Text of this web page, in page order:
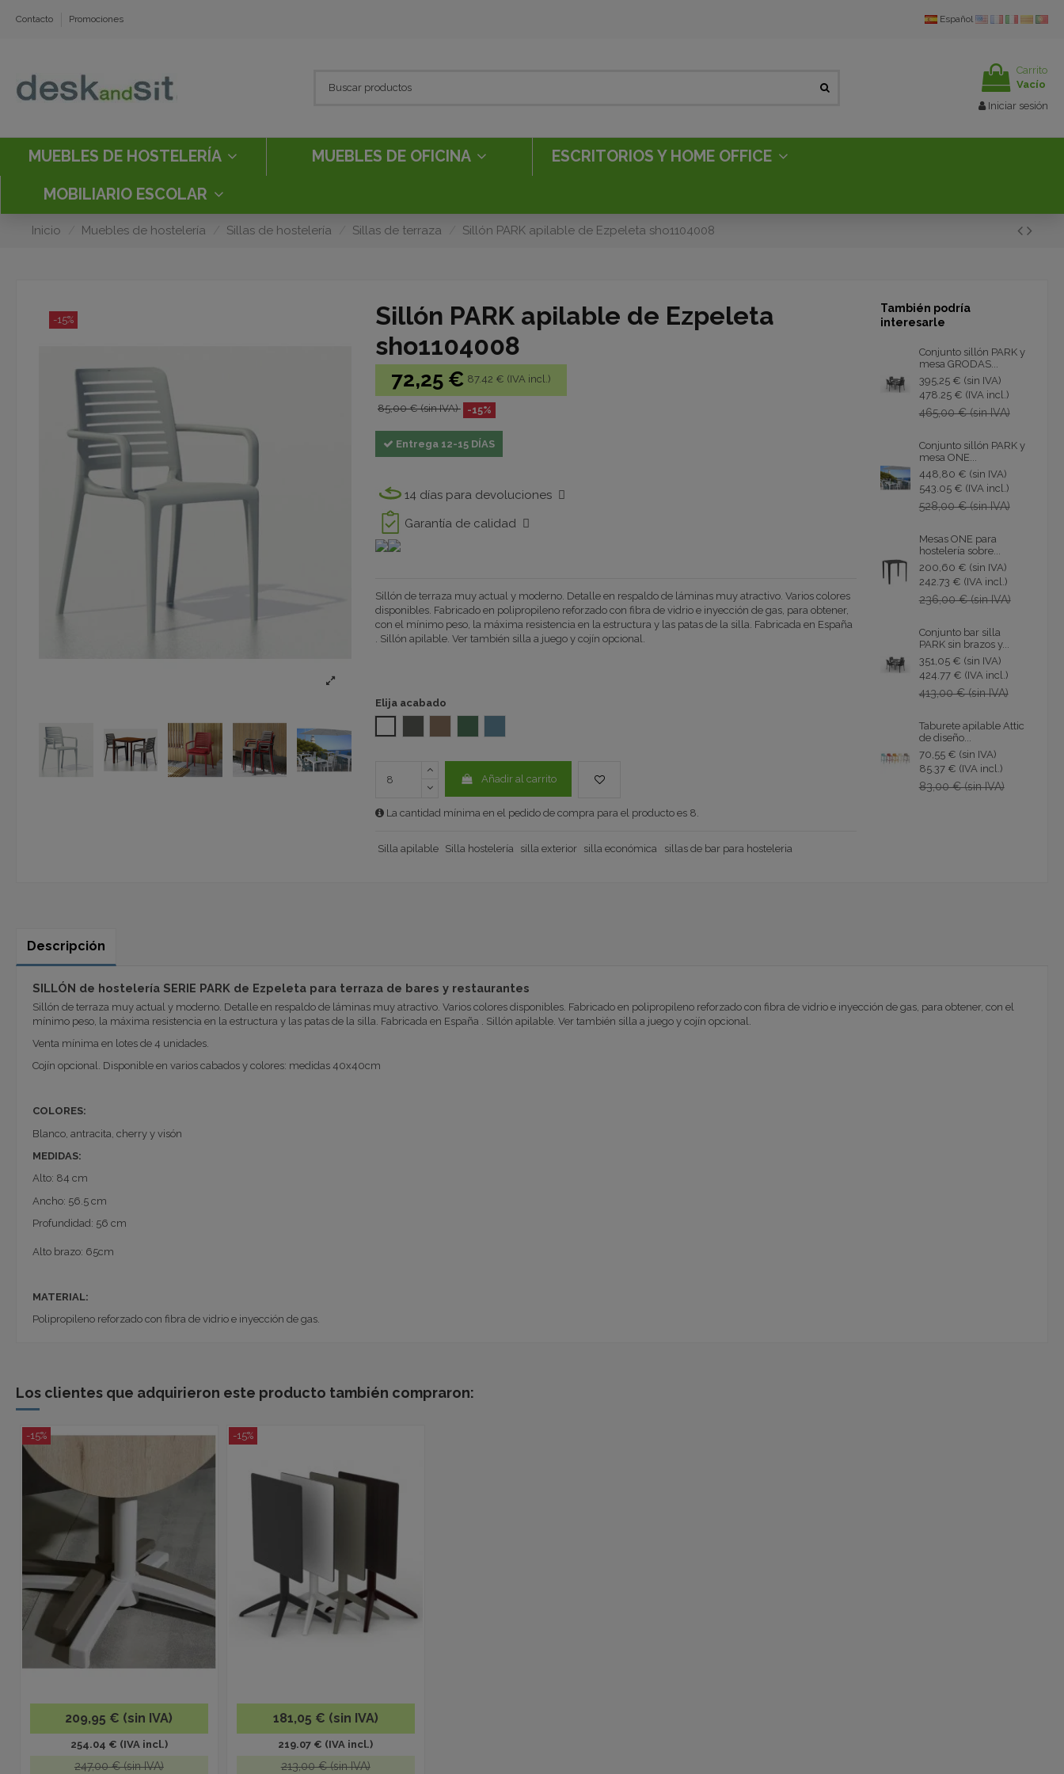
Contacto Promociones Español
Carrito
Vacío
Iniciar sesión
MUEBLES DE HOSTELERÍA MUEBLES DE OFICINA ESCRITORIOS Y HOME OFFICE
MOBILIARIO ESCOLAR
Inicio Muebles de hostelería Sillas de hostelería Sillas de terraza Sillón PARK apilable de Ezpeleta sho1104008
-15%
Sillón PARK apilable de Ezpeleta
sho1104008
72,25 € 87.42 € (IVA incl.)
85,00 € (sin IVA) -15%
Entrega 12-15 DÍAS
14 días para devoluciones
Garantía de calidad
Sillón de terraza muy actual y moderno. Detalle en respaldo de láminas muy atractivo. Varios colores
disponibles. Fabricado en polipropileno reforzado con fibra de vidrio e inyección de gas, para obtener,
con el mínimo peso, la máxima resistencia en la estructura y las patas de la silla. Fabricada en España
. Sillón apilable. Ver también silla a juego y cojín opcional.
Elija acabado
Añadir al carrito
La cantidad mínima en el pedido de compra para el producto es 8.
Silla apilable Silla hostelería silla exterior silla económica sillas de bar para hosteleria
También podría
interesarle
Conjunto sillón PARK y
mesa GRODAS...
395,25 € (sin IVA)
478.25 € (IVA incl.)
465,00 € (sin IVA)
Conjunto sillón PARK y
mesa ONE...
448,80 € (sin IVA)
543.05 € (IVA incl.)
528,00 € (sin IVA)
Mesas ONE para
hostelería sobre...
200,60 € (sin IVA)
242.73 € (IVA incl.)
236,00 € (sin IVA)
Conjunto bar silla
PARK sin brazos y...
351,05 € (sin IVA)
424.77 € (IVA incl.)
413,00 € (sin IVA)
Taburete apilable Attic
de diseño...
70,55 € (sin IVA)
85.37 € (IVA incl.)
83,00 € (sin IVA)
Descripción
SILLÓN de hostelería SERIE PARK de Ezpeleta para terraza de bares y restaurantes
Sillón de terraza muy actual y moderno. Detalle en respaldo de láminas muy atractivo. Varios colores disponibles. Fabricado en polipropileno reforzado con fibra de vidrio e inyección de gas, para obtener, con el
mínimo peso, la máxima resistencia en la estructura y las patas de la silla. Fabricada en España . Sillón apilable. Ver también silla a juego y cojín opcional.
Venta mínima en lotes de 4 unidades.
Cojín opcional. Disponible en varios cabados y colores: medidas 40x40cm
COLORES:
Blanco, antracita, cherry y visón
MEDIDAS:
Alto: 84 cm
Ancho: 56.5 cm
Profundidad: 56 cm
Alto brazo: 65cm
MATERIAL:
Polipropileno reforzado con fibra de vidrio e inyección de gas.
Los clientes que adquirieron este producto también compraron:
-15%
209,95 € (sin IVA)
254.04 € (IVA incl.)
247,00 € (sin IVA)
-15%
181,05 € (sin IVA)
219.07 € (IVA incl.)
213,00 € (sin IVA)